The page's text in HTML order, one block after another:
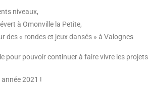
niveaux,
à Omonville la Petite,
« rondes et jeux dansés » à Valognes
pour pouvoir continuer à faire vivre les
2021 !